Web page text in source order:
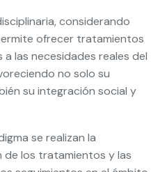
considerando
ofrecer tratamientos
las necesidades reales del
no solo su
su integración social y
se realizan la
de los tratamientos y las